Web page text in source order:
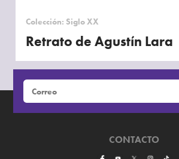
Imagen: Fermín Tellez.
Colección: Siglo XX
Retrato de Agustín Lara
CONTACTO